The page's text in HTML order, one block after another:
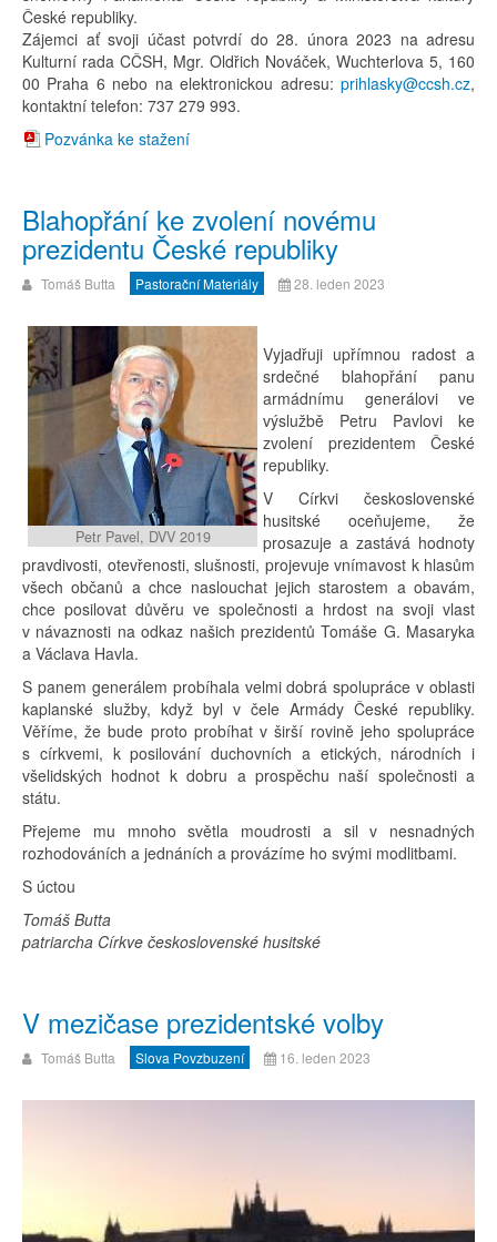
České republiky.
Zájemci ať svoji účast potvrdí do 28. února 2023 na adresu
Kulturní rada CČSH, Mgr. Oldřich Nováček, Wuchterlova 5, 160
00 Praha 6 nebo na elektronickou adresu: prihlasky@ccsh.cz,
kontaktní telefon: 737 279 993.
Pozvánka ke stažení
Blahopřání ke zvolení novému
prezidentu České republiky
Tomáš Butta Pastorační Materiály 28. leden 2023
Petr Pavel, DVV 2019
Vyjadřuji upřímnou radost a
srdečné blahopřání panu
armádnímu generálovi ve
výslužbě Petru Pavlovi ke
zvolení prezidentem České
republiky.
V Církvi československé
husitské oceňujeme, že
prosazuje a zastává hodnoty
pravdivosti, otevřenosti, slušnosti, projevuje vnímavost k hlasům
všech občanů a chce naslouchat jejich starostem a obavám,
chce posilovat důvěru ve společnosti a hrdost na svoji vlast
v návaznosti na odkaz našich prezidentů Tomáše G. Masaryka
a Václava Havla.
S panem generálem probíhala velmi dobrá spolupráce v oblasti
kaplanské služby, když byl v čele Armády České republiky.
Věříme, že bude proto probíhat v širší rovině jeho spolupráce
s církvemi, k posilování duchovních a etických, národních i
všelidských hodnot k dobru a prospěchu naší společnosti a
státu.
Přejeme mu mnoho světla moudrosti a sil v nesnadných
rozhodováních a jednáních a provázíme ho svými modlitbami.
S úctou
Tomáš Butta
patriarcha Církve československé husitské
V mezičase prezidentské volby
Tomáš Butta Slova Povzbuzení 16. leden 2023